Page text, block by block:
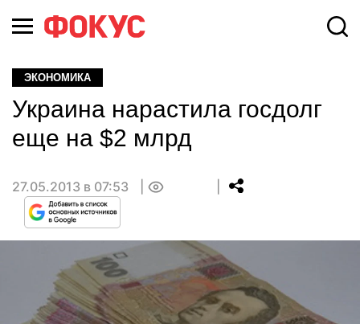
ЭКОНОМИКА
Украина нарастила госдолг
еще на $2 млрд
27.05.2013 в 07:53